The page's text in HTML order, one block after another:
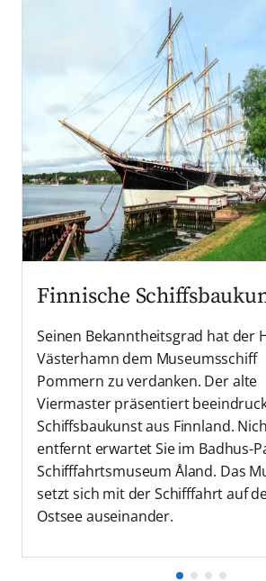
Finnische
Seinen Bekanntheitsgrad hat der
Västerhamn dem Museumsschiff
Pommern zu verdanken. Der alte
Viermaster präsentiert
Schiffsbaukunst aus Finnland.
entfernt erwartet Sie im Badhus-
Schifffahrtsmuseum Åland. Das
setzt sich mit der Schifffahrt auf
Ostsee auseinander.